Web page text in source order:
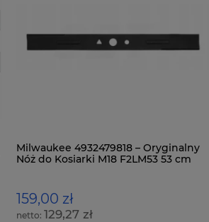
Milwaukee 4932479818 – Oryginalny
Nóż do Kosiarki M18 F2LM53 53 cm
159,00 zł
129,27 zł